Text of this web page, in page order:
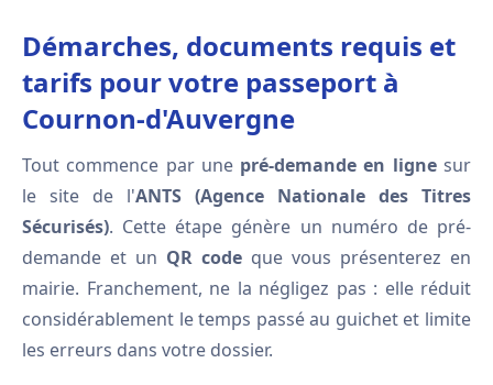
Démarches, documents requis et
tarifs pour votre passeport à
Cournon-d'Auvergne
Tout commence par une pré-demande en lignesur
le site de l'ANTS (Agence Nationale des Titres
Sécurisés). Cette étape génère un numéro de pré-
demande et un QR code que vous présenterez en
mairie. Franchement, ne la négligez pas : elle réduit
considérablement le temps passé au guichet et limite
les erreurs dans votre dossier.